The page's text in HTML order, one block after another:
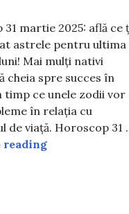
știute despre
31 martie 2025: află ce
astrele pentru ultima
Mai mulți nativi
cheia spre succes în
timp ce unele zodii vor
în relația cu
de viață. Horoscop 31
readingHoroscop 31